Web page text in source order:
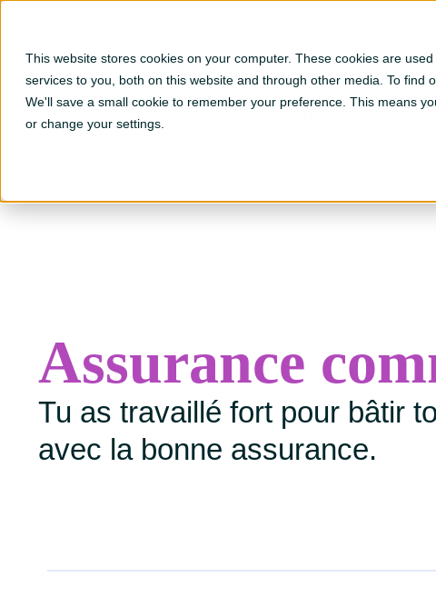
This website stores cookies on your computer. These cookies are
services to you, both on this website and through other media. To find
We'll save a small cookie to remember your preference. This means
or change your settings.
Go to Fr ?hsLang=en
Portail de
Particuliers
Assurance
Tu as travaillé fort pour bâtir
avec la bonne assurance.